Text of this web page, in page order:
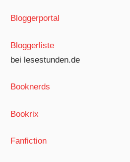
Bloggerportal
Bloggerliste
bei lesestunden.de
Booknerds
Bookrix
Fanfiction